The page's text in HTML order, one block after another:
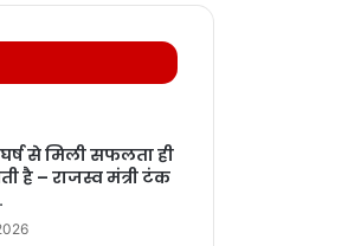
से मिली सफलता ही
है – राजस्व मंत्री टंक